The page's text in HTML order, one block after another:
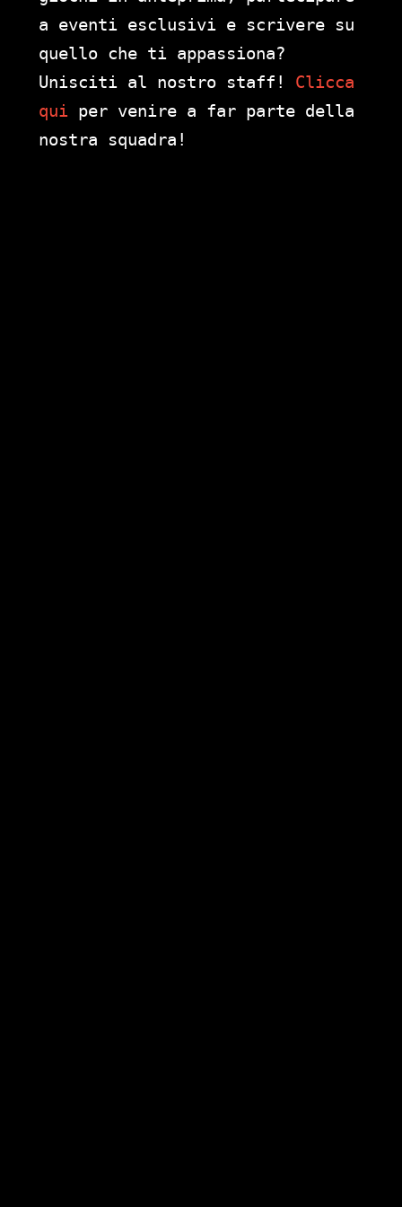
a eventi esclusivi e scrivere su
quello che ti appassiona?
Unisciti al nostro staff! Clicca
qui per venire a far parte della
nostra squadra!